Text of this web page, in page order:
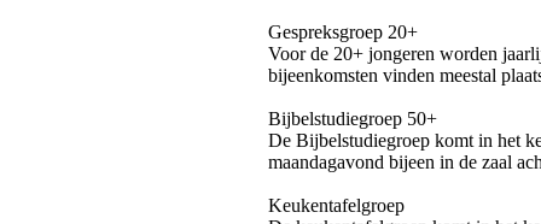
Gespreksgroep 20+
Voor de 20+ jongeren worden
bijeenkomsten vinden meestal
Bijbelstudiegroep 50+
De Bijbelstudiegroep komt in het
maandagavond bijeen in de zaal
Keukentafelgroep